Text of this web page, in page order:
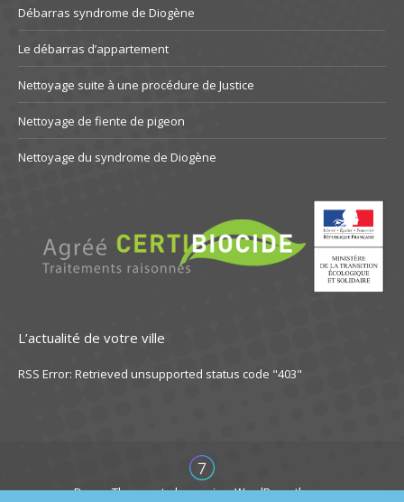
Débarras syndrome de Diogène
Le débarras d’appartement
Nettoyage suite à une procédure de Justice
Nettoyage de fiente de pigeon
Nettoyage du syndrome de Diogène
L’actualité de votre ville
RSS Error: Retrieved unsupported status code "403"
Dream-Theme — trulypremium WordPress themes